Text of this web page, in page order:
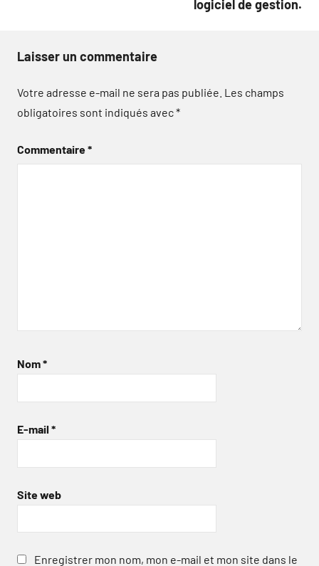
logiciel de gestion.
Laisser un commentaire
Votre adresse e-mail ne sera pas publiée. Les champs
obligatoires sont indiqués avec*
Commentaire*
Nom*
E-mail *
Site web
Enregistrer mon nom, mon e-mail et mon site dans le